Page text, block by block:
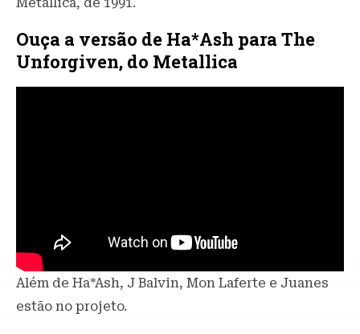
Metallica, de 1991.
Ouça a versão de Ha*Ash para The
Unforgiven, do Metallica
Além de Ha*Ash, J Balvin, Mon Laferte e Juanes
estão no projeto.